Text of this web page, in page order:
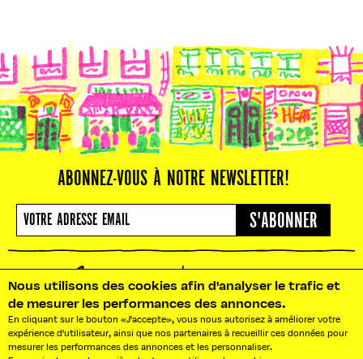
ABONNEZ-VOUS À NOTRE NEWSLETTER!
S'ABONNER
NOS BUREAUX : 10 RUE PRADIER
75019 PARIS
BONJOUR@LEFOOD MARKET.FR
Nous utilisons des cookies afin d'analyser le trafic et
de mesurer les performances des annonces.
En cliquant sur le bouton «J'accepte», vous nous autorisez à améliorer votre
expérience d'utilisateur, ainsi que nos partenaires à recueillir ces données pour
mesurer les performances des annonces et les personnaliser.